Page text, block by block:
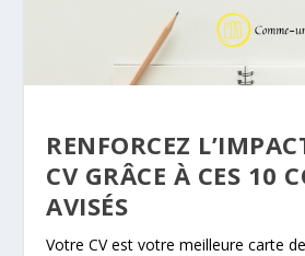
RENFORCEZ
CV GRÂCE À CES 10
AVISÉS
Votre CV est votre meilleure carte